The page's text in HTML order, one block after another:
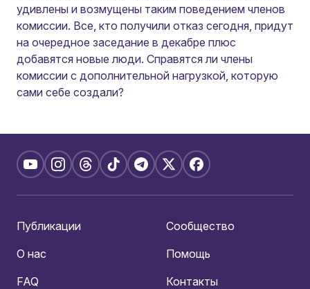
удивлены и возмущены таким поведением членов
комиссии. Все, кто получили отказ сегодня, придут
на очередное заседание в декабре плюс
добавятся новые люди. Справятся ли члены
комиссии с дополнительной нагрузкой, которую
сами себе создали?
Публикации
Сообщество
О нас
Помощь
FAQ
Контакты